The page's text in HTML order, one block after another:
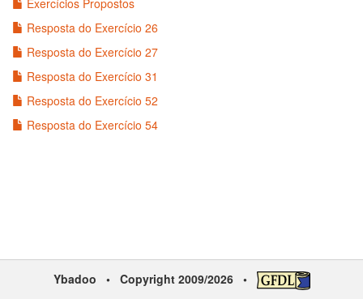
Exercícios Propostos
Resposta do Exercício 26
Resposta do Exercício 27
Resposta do Exercício 31
Resposta do Exercício 52
Resposta do Exercício 54
Ybadoo • Copyright 2009/2026 •